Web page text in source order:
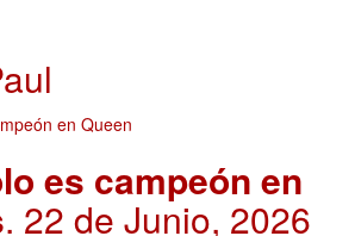
es campeón en
. 22 de Junio, 2026